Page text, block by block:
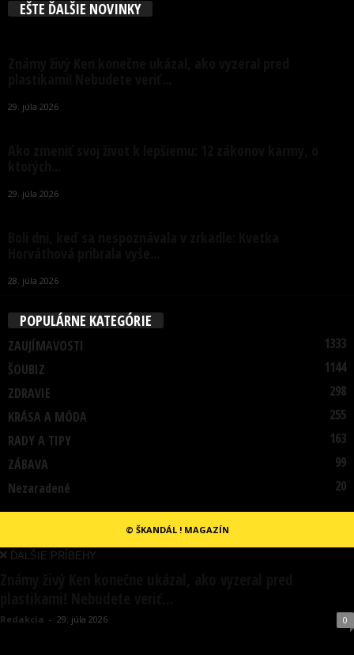
EŠTE ĎALŠIE NOVINKY
29. júla 2026
29. júla 2026
28. júla 2026
POPULÁRNE KATEGÓRIE
ZAUJÍMAVOSTI
1333
ŠOUBIZ
1144
ZDRAVIE
298
KRÁSA A MÓDA
255
RADY A TIPY
163
ZÁBAVA
99
Nezaradené
20
© ŠKANDÁL ! MAGAZÍN
ĎALŠIE PRÍBEHY
Redakcia - 29. júla 2026 0